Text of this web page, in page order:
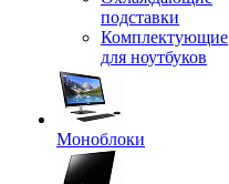
подставки
Комплектующие
для ноутбуков
Моноблоки